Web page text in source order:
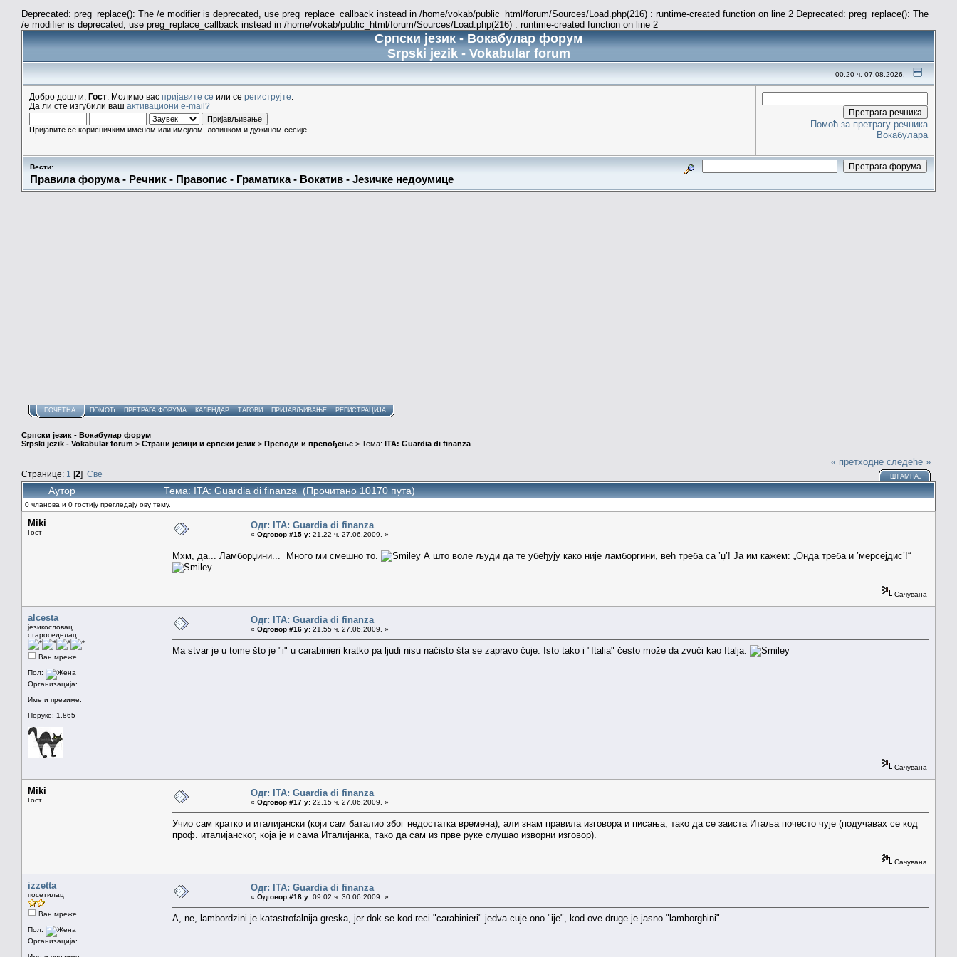
Deprecated: preg_replace(): The /e modifier is deprecated, use preg_replace_callback instead in /home/vokab/public_html/forum/Sources/Load.php(216) : runtime-created function on line 2 Deprecated: preg_replace(): The
/e modifier is deprecated, use preg_replace_callback instead in /home/vokab/public_html/forum/Sources/Load.php(216) : runtime-created function on line 2
Српски језик - Вокабулар форум
Srpski jezik - Vokabular forum
00.20 ч. 07.08.2026.
Добро дошли, Гост . Молимо вас пријавите се или се региструјте
Да ли сте изгубили ваш активациони e-mail?
Пријавите се корисничким именом или имејлом, лозинком и дужином сесије
Помоћ за претрагу речника
Вокабулара
Вести:
Правила форума- Речник - Правопис - Граматика- Вокатив - Језичке недоумице
ПОЧЕТНА ПОМОЋ ПРЕТРАГА ФОРУМА КАЛЕНДАР ТАГОВИ ПРИЈАВЉИВАЊЕ РЕГИСТРАЦИЈА
Српски језик - Вокабулар форум
Srpski jezik - Vokabular forum > Страни језици и српски језик > Преводи и превођење > Тема: ITA: Guardia di finanza
Странице: 1 [2] Све
« претходне следеће »
ШТАМПАЈ
Аутор Тема: ITA: Guardia di finanza (Прочитано 10170 пута)
0 чланова и 0 гостију прегледају ову тему.
Miki
Гост
Одг: ITA: Guardia di finanza
« Одговор #15 у: 21.22 ч. 27.06.2009. »
Мхм, да... Ламборџини... Много ми смешно то. А што воле људи да те убеђују како није ламборгини, већ треба са ’џ’! Ја им кажем: „Онда треба и ’мерсејдис’!“
Сачувана
alcesta
језикословац
староседелац
Ван мреже
Пол:
Организација:
Име и презиме:
Поруке: 1.865
Одг: ITA: Guardia di finanza
« Одговор #16 у: 21.55 ч. 27.06.2009. »
Ma stvar je u tome što je "i" u carabinieri kratko pa ljudi nisu načisto šta se zapravo čuje. Isto tako i "Italia" često može da zvuči kao Italja.
Сачувана
Miki
Гост
Одг: ITA: Guardia di finanza
« Одговор #17 у: 22.15 ч. 27.06.2009. »
Учио сам кратко и италијански (који сам баталио због недостатка времена), али знам правила изговора и писања, тако да се заиста Итаља почесто чује (подучавах се код
проф. италијанског, која је и сама Италијанка, тако да сам из прве руке слушао изворни изговор).
Сачувана
izzetta
посетилац
Ван мреже
Пол:
Организација:
Одг: ITA: Guardia di finanza
« Одговор #18 у: 09.02 ч. 30.06.2009. »
A, ne, lambordzini je katastrofalnija greska, jer dok se kod reci "carabinieri" jedva cuje ono "ije", kod ove druge je jasno "lamborghini".